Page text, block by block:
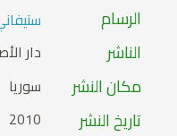
الرسام
الناشر دار
مكان النشر سوريا
تاريخ النشر 2010